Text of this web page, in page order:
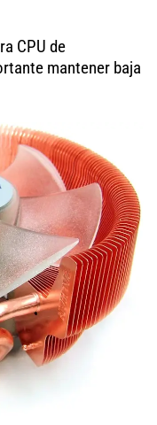
CPU de
mantener baja